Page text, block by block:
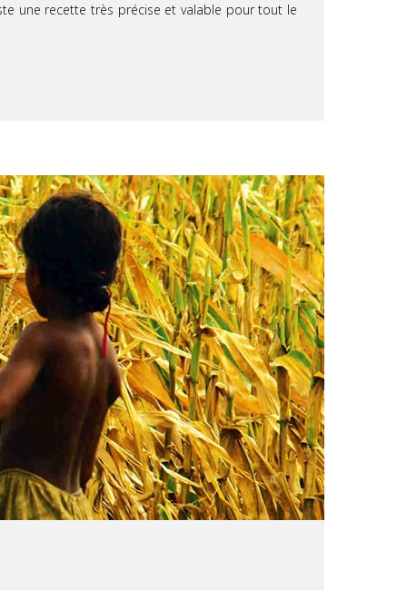
une recette très précise et valable pour tout le